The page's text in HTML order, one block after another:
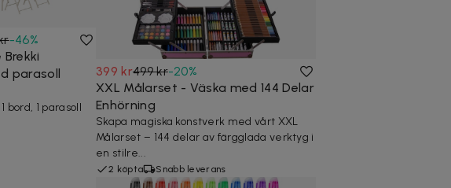
-46%
parasoll
bord, 1 parasoll
399 kr499 kr-20%
XXL Målarset - Väska med 144 Delar
Enhörning
Skapa magiska konstverk med vårt XXL
Målarset – 144 delar av färgglada verktyg i
en stilre...
2 köpta Snabb leverans